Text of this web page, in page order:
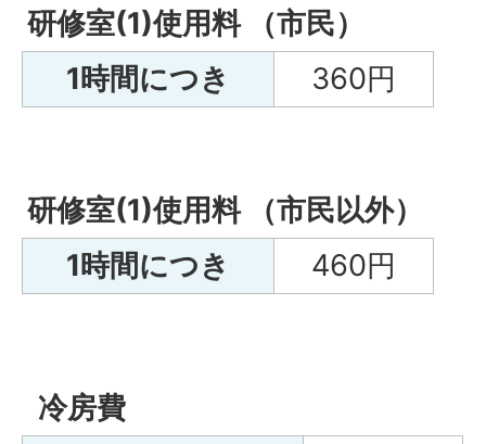
研修室(1)使用料 （市民）
1時間につき
360円
研修室(1)使用料 （市民以外）
1時間につき
460円
冷房費